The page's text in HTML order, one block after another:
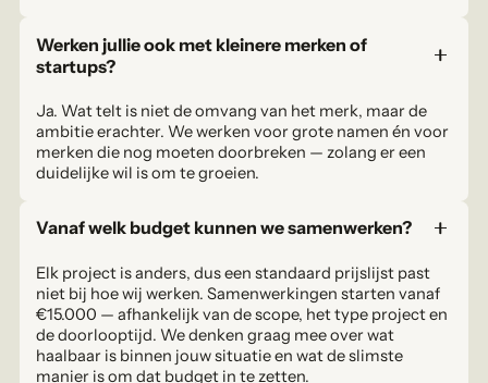
Werken jullie ook met kleinere merken of
startups?
Ja. Wat telt is niet de omvang van het merk, maar de
ambitie erachter. We werken voor grote namen én voor
merken die nog moeten doorbreken — zolang er een
duidelijke wil is om te groeien.
Vanaf welk budget kunnen we samenwerken?
Elk project is anders, dus een standaard prijslijst past
niet bij hoe wij werken. Samenwerkingen starten vanaf
€15.000 — afhankelijk van de scope, het type project en
de doorlooptijd. We denken graag mee over wat
haalbaar is binnen jouw situatie en wat de slimste
manier is om dat budget in te zetten.